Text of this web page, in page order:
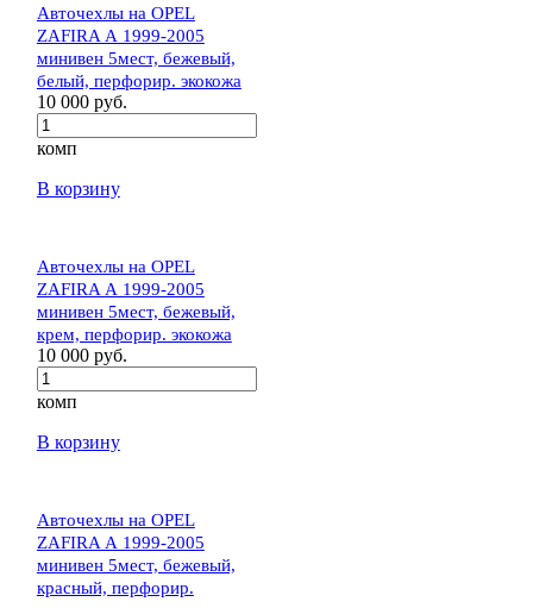
Авточехлы на OPEL
ZAFIRA А 1999-2005
минивен 5мест, бежевый,
белый, перфорир. экокожа
10 000 руб.
комп
В корзину
Авточехлы на OPEL
ZAFIRA А 1999-2005
минивен 5мест, бежевый,
крем, перфорир. экокожа
10 000 руб.
комп
В корзину
Авточехлы на OPEL
ZAFIRA А 1999-2005
минивен 5мест, бежевый,
красный, перфорир.